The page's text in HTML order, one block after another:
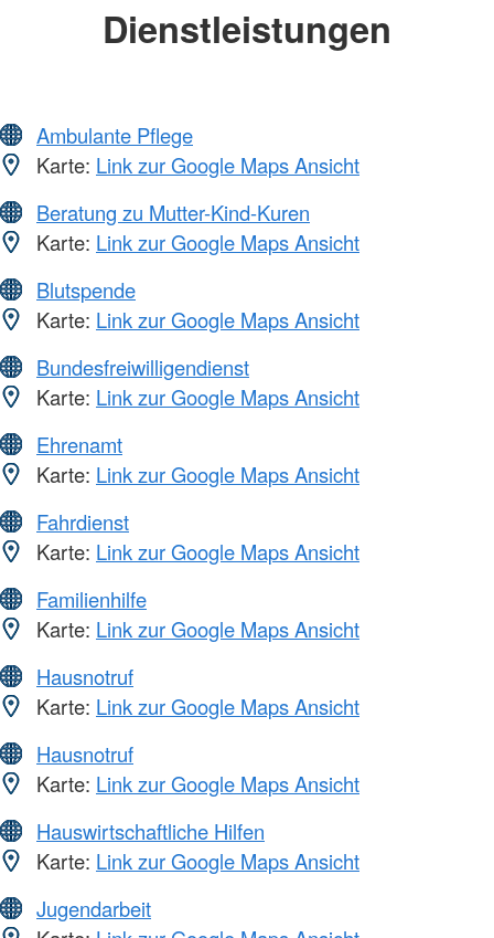
Dienstleistungen
Ambulante Pflege
Karte: Link zur Google Maps Ansicht
Beratung zu Mutter-Kind-Kuren
Karte: Link zur Google Maps Ansicht
Blutspende
Karte: Link zur Google Maps Ansicht
Bundesfreiwilligendienst
Karte: Link zur Google Maps Ansicht
Ehrenamt
Karte: Link zur Google Maps Ansicht
Fahrdienst
Karte: Link zur Google Maps Ansicht
Familienhilfe
Karte: Link zur Google Maps Ansicht
Hausnotruf
Karte: Link zur Google Maps Ansicht
Hausnotruf
Karte: Link zur Google Maps Ansicht
Hauswirtschaftliche Hilfen
Karte: Link zur Google Maps Ansicht
Jugendarbeit